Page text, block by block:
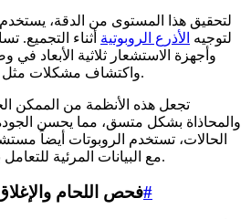
لتحقيق هذا المستوى من الدقة، يستخدم
لتوجيه الأذرع الروبوتية أثناء التجميع.
وأجهزة الاستشعار ثلاثية الأبعاد
واكتشاف مشكلات مثل الغبار أو الانحناء أو الالتواء.
تجعل هذه الأنظمة من الممكن
والمحاذاة بشكل متسق، مما يحسن
الحالات، تستخدم الروبوتات أيضاً
مع البيانات المرئية للتعامل بلطف مع المواد الحساسة.
فحص اللحام#